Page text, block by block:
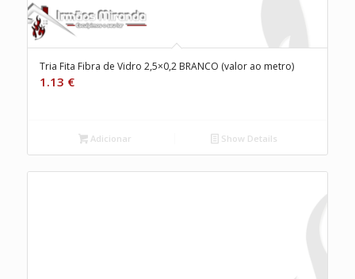
Tria Fita Fibra de Vidro 2,5×0,2 BRANCO (valor ao metro)
1.13 €
Adicionar Show Details